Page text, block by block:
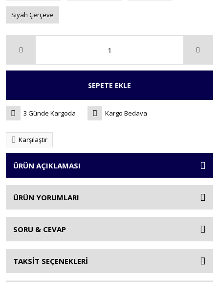
Siyah Çerçeve
SEPETE EKLE
3 Günde Kargoda Kargo Bedava
Karşılaştır
ÜRÜN AÇIKLAMASI
ÜRÜN YORUMLARI
SORU & CEVAP
TAKSİT SEÇENEKLERİ